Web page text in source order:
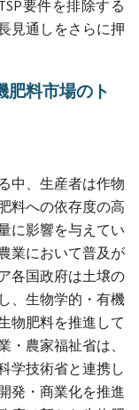
要件を排除する
見通しをさらに押
肥料市場のト
中、生産者は作物
料への依存度の高
に影響を与えてい
業において普及が
各国政府は土壌の
、生物学的・有機
物肥料を推進して
・農家福祉省は、
学技術省と連携し
発・商業化を推進